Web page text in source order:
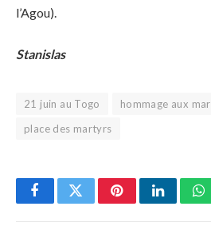
l’Agou).
Stanislas
21 juin au Togo hommage aux
place des martyrs
FacebookTwitterPinterestLinkedIn